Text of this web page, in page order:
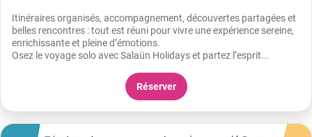
Itinéraires organisés, accompagnement, découvertes partagées et
belles rencontres : tout est réuni pour vivre une expérience sereine,
enrichissante et pleine d’émotions.
Osez le voyage solo avec Salaün Holidays et partez l’esprit...
Réserver